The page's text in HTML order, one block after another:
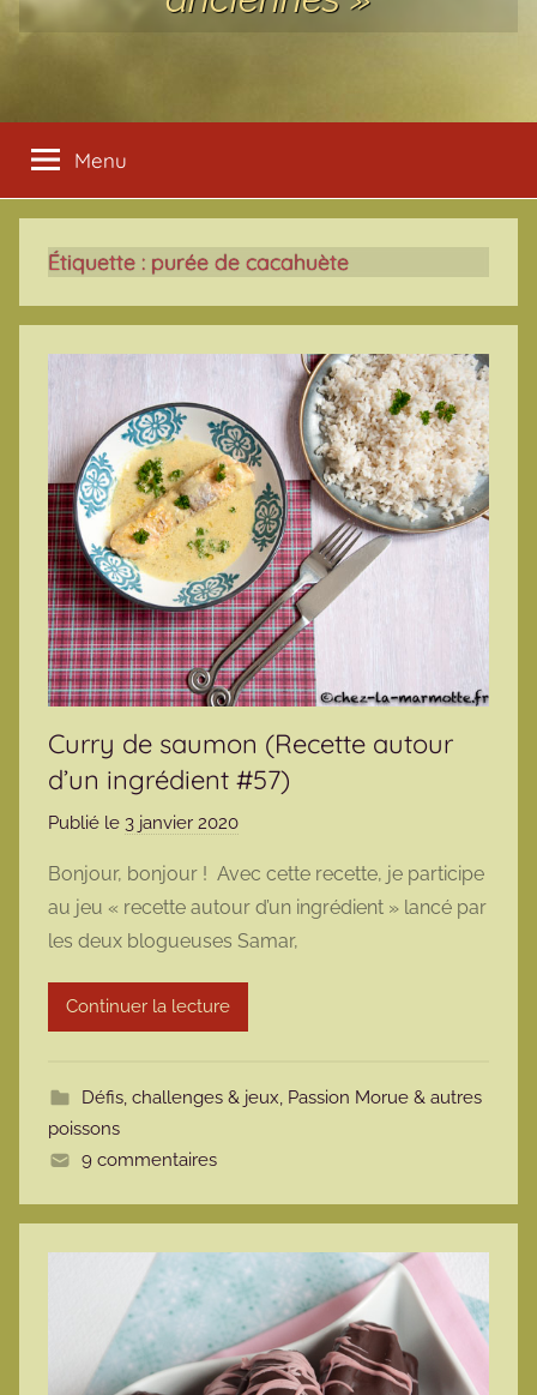
Menu
Étiquette : purée de cacahuète
Curry de saumon (Recette autour
d’un ingrédient #57)
Publié le 3 janvier 2020
r
m
a
r
t
Bonjour, bonjour ! Avec cette recette, je participe
au jeu « recette autour d’un ingrédient » lancé par
les deux blogueuses Samar,
Continuer la lecture
Défis, challenges & jeux, Passion Morue & autres
poissons
9 commentaires